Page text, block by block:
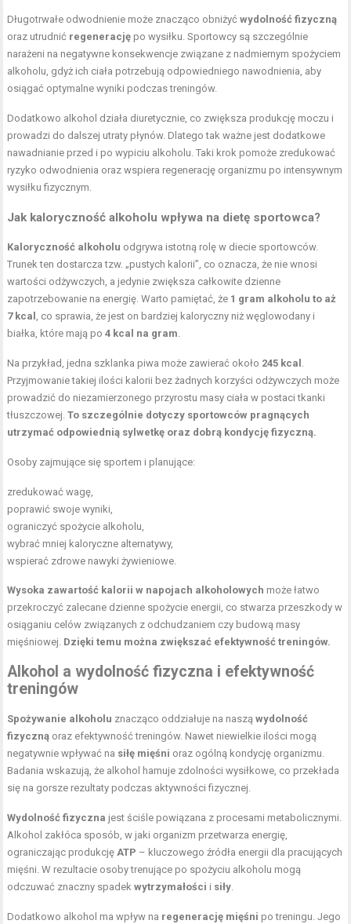
Długotrwałe odwodnienie może znacząco obniżyćwydolność fizyczną
oraz utrudnić regenerację po wysiłku. Sportowcy są szczególnie
narażeni na negatywne konsekwencje związane z nadmiernym spożyciem
alkoholu, gdyż ich ciała potrzebują odpowiedniego nawodnienia, aby
osiągać optymalne wyniki podczas treningów.
Dodatkowo alkohol działa diuretycznie, co zwiększa produkcję moczu i
prowadzi do dalszej utraty płynów. Dlatego tak ważne jest dodatkowe
nawadnianie przed i po wypiciu alkoholu. Taki krok pomoże zredukować
ryzyko odwodnienia oraz wspiera regenerację organizmu po intensywnym
wysiłku fizycznym.
Jak kaloryczność alkoholu wpływa na dietę sportowca?
Kaloryczność alkoholu odgrywa istotną rolę w diecie sportowców.
Trunek ten dostarcza tzw. „pustych kalorii”, co oznacza, że nie wnosi
wartości odżywczych, a jedynie zwiększa całkowite dzienne
zapotrzebowanie na energię. Warto pamiętać, że 1 gram alkoholu to aż
7 kcal , co sprawia, że jest on bardziej kaloryczny niż węglowodany i
białka, które mają po4 kcal na gram.
Na przykład, jedna szklanka piwa może zawierać około 245 kcal .
Przyjmowanie takiej ilości kalorii bez żadnych korzyści odżywczych może
prowadzić do niezamierzonego przyrostu masy ciała w postaci tkanki
tłuszczowej.To szczególnie dotyczy sportowców pragnących
utrzymać odpowiednią sylwetkę oraz dobrą kondycję fizyczną.
Osoby zajmujące się sportem i planujące:
zredukować wagę,
poprawić swoje wyniki,
ograniczyć spożycie alkoholu,
wybrać mniej kaloryczne alternatywy,
wspierać zdrowe nawyki żywieniowe.
Wysoka zawartość kalorii w napojach alkoholowych może łatwo
przekroczyć zalecane dzienne spożycie energii, co stwarza przeszkody w
osiąganiu celów związanych z odchudzaniem czy budową masy
mięśniowej. Dzięki temu można zwiększać efektywność treningów.
Alkohol a wydolność fizyczna i efektywność
treningów
Spożywanie alkoholu znacząco oddziałuje na nasząwydolność
fizyczną oraz efektywność treningów. Nawet niewielkie ilości mogą
negatywnie wpływać na siłę mięśni oraz ogólną kondycję organizmu.
Badania wskazują, że alkohol hamuje zdolności wysiłkowe, co przekłada
się na gorsze rezultaty podczas aktywności fizycznej.
Wydolność fizyczna jest ściśle powiązana z procesami metabolicznymi.
Alkohol zakłóca sposób, w jaki organizm przetwarza energię,
ograniczając produkcjęATP – kluczowego źródła energii dla pracujących
mięśni. W rezultacie osoby trenujące po spożyciu alkoholu mogą
odczuwać znaczny spadekwytrzymałości i siły.
Dodatkowo alkohol ma wpływ na regenerację mięśni po treningu. Jego